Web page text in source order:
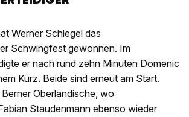
Werner Schlegel das
Schwingfest gewonnen. Im
er nach rund zehn Minuten Domenic
Kurz. Beide sind erneut am Start.
Oberländische, wo
Staudenmann ebenso wieder